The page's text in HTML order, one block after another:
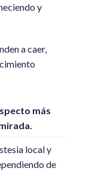
y
a caer,
más
local y
de